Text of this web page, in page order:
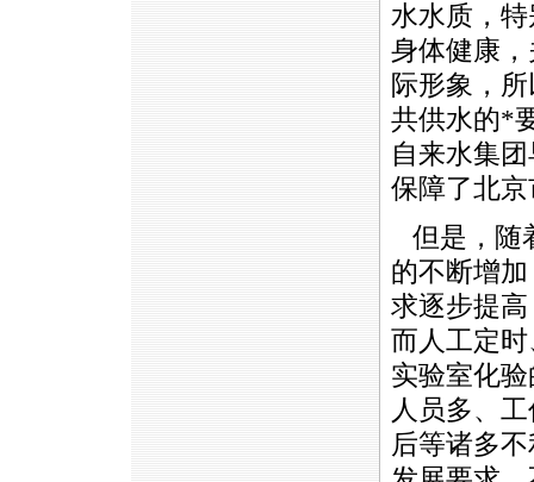
水水质，
身体健康
际形象，
共供水的*
自来水集
保障了北
但是，随
的不断增
求逐步提
而人工定
实验室化
人员多、
后等诸多